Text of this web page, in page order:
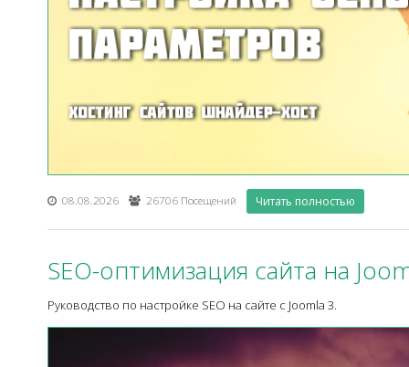
08.08.2026 26706 Посещений Читать полностью
SEO-оптимизация сайта на
Руководство по настройке SEO на сайте с Joomla 3.